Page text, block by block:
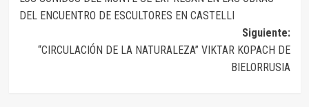
de
DEL ENCUENTRO DE ESCULTORES EN CASTELLI
Siguiente:
“CIRCULACIÓN DE LA NATURALEZA” VIKTAR KOPACH DE
BIELORRUSIA